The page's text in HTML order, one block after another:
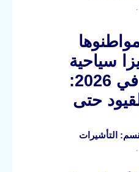
سياحية
لأمريكا بسهولة في 2026:
حتى
التأشيرات